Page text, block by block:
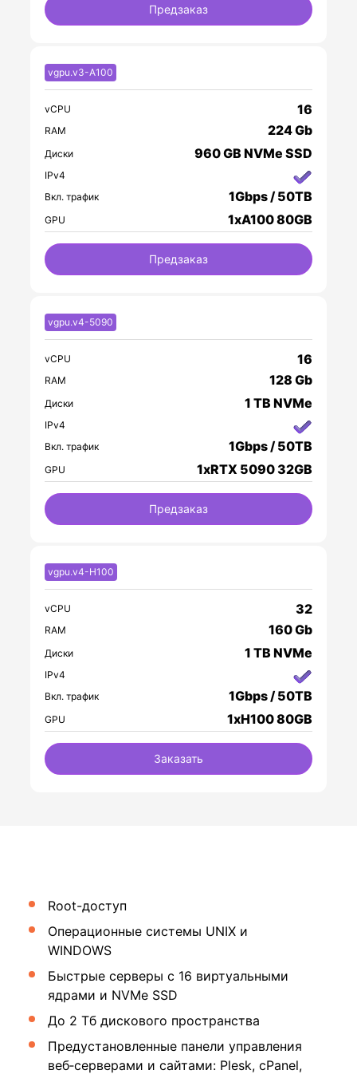
Предзаказ
vgpu.v3-A100
vCPU 16
RAM 224 Gb
Диски 960 GB NVMe SSD
IPv4
Вкл. трафик
1Gbps / 50TB
GPU 1xA100 80GB
Предзаказ
vgpu.v4-5090
vCPU 16
RAM 128 Gb
Диски 1 TB NVMe
IPv4
Вкл. трафик
1Gbps / 50TB
GPU 1xRTX 5090 32GB
Предзаказ
vgpu.v4-H100
vCPU 32
RAM 160 Gb
Диски 1 TB NVMe
IPv4
Вкл. трафик
1Gbps / 50TB
GPU 1xH100 80GB
Заказать
Root-доступ
Операционные системы UNIX и
WINDOWS
Быстрые серверы с 16 виртуальными
ядрами и NVMe SSD
До 2 Тб дискового пространства
Предустановленные панели управления
веб‑серверами и сайтами: Plesk, cPanel,